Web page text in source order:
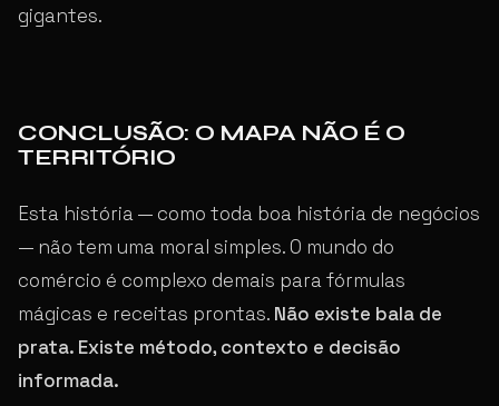
gigantes.
CONCLUSÃO: O MAPA NÃO É O
TERRITÓRIO
Esta história — como toda boa história de negócios
— não tem uma moral simples. O mundo do
comércio é complexo demais para fórmulas
mágicas e receitas prontas. Não existe bala de
prata. Existe método, contexto e decisão
informada.